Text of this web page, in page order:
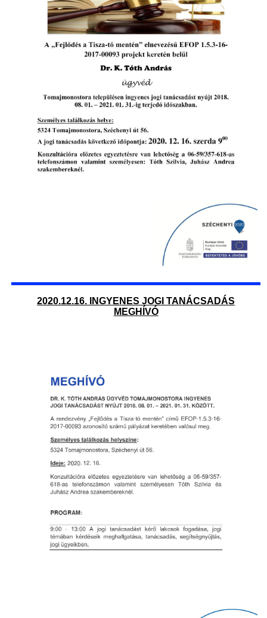
2020.12.16. INGYENES JOGI TANÁCSADÁS
MEGHÍVÓ